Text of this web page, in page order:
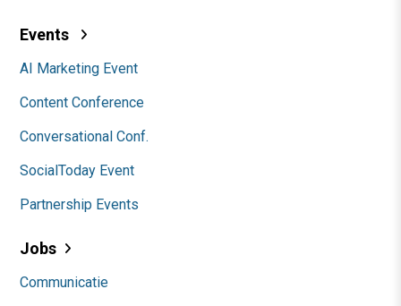
Events
AI Marketing Event
Content Conference
Conversational Conf.
SocialToday Event
Partnership Events
Jobs
Communicatie